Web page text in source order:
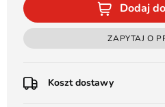
Dodaj
ZAPYTAJ O
Koszt dostawy